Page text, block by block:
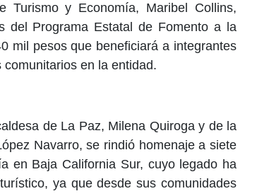
y Economía, Maribel Collins,
del Programa Estatal de Fomento a la
mil pesos que beneficiará a integrantes
en la entidad.
de La Paz, Milena Quiroga y de la
Navarro, se rindió homenaje a siete
en Baja California Sur, cuyo legado ha
ya que desde sus comunidades